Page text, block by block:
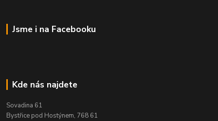
Jsme i na Facebooku
Kde nás najdete
Sovadina 61
Bystřice pod Hostýnem, 768 61